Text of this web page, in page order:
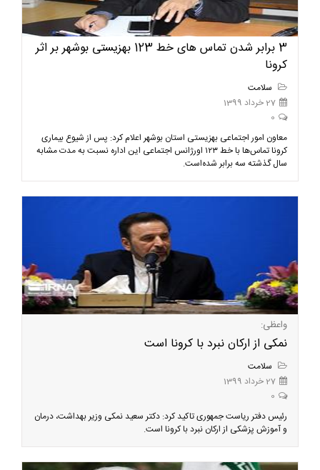
3 برابر شدن تماس های خط 123 بهزیستی بوشهر بر اثر
کرونا
سلامت
27 خرداد 1399
0
معاون امور اجتماعی بهزیستی استان بوشهر اعلام کرد: پس از شیوع بیماری
کرونا تماس‌ها با خط ۱۲۳ اورژانس اجتماعی این اداره نسبت به مدت مشابه
سال گذشته سه برابر شده‌است.
واعظی:
نمکی از ارکان نبرد با کرونا است
سلامت
27 خرداد 1399
0
رئیس دفتر ریاست جمهوری تاکید کرد: دکتر سعید نمکی وزیر بهداشت، درمان
و آموزش پزشکی از ارکان نبرد با کرونا است.